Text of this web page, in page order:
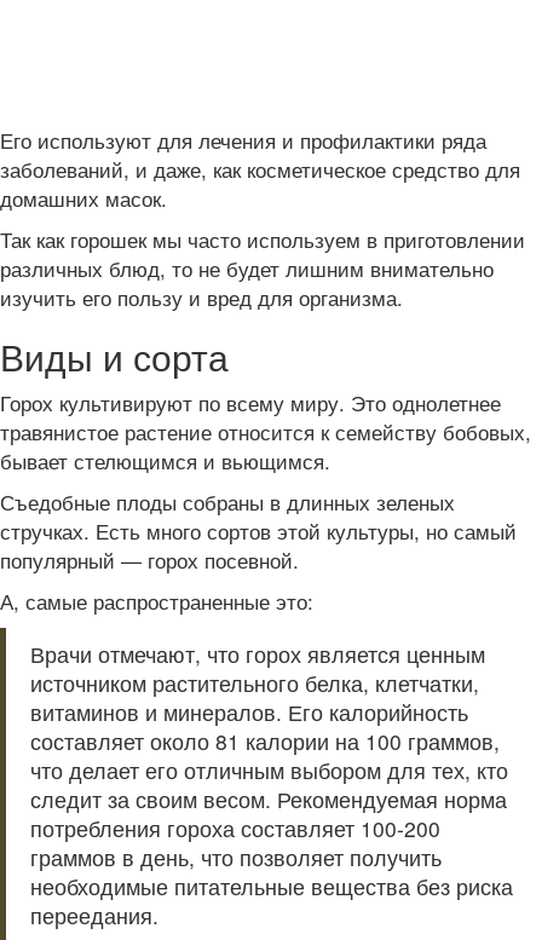
Его используют для лечения и профилактики ряда
заболеваний, и даже, как косметическое средство для
домашних масок.
Так как горошек мы часто используем в приготовлении
различных блюд, то не будет лишним внимательно
изучить его пользу и вред для организма.
Виды и сорта
Горох культивируют по всему миру. Это однолетнее
травянистое растение относится к семейству бобовых,
бывает стелющимся и вьющимся.
Съедобные плоды собраны в длинных зеленых
стручках. Есть много сортов этой культуры, но самый
популярный — горох посевной.
А, самые распространенные это:
Врачи отмечают, что горох является ценным
источником растительного белка, клетчатки,
витаминов и минералов. Его калорийность
составляет около 81 калории на 100 граммов,
что делает его отличным выбором для тех, кто
следит за своим весом. Рекомендуемая норма
потребления гороха составляет 100-200
граммов в день, что позволяет получить
необходимые питательные вещества без риска
переедания.